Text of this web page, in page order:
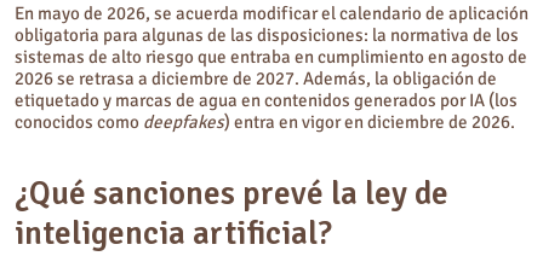
En mayo de 2026, se acuerda modificar el calendario de aplicación
obligatoria para algunas de las disposiciones: la normativa de los
sistemas de alto riesgo que entraba en cumplimiento en agosto de
2026 se retrasa a diciembre de 2027. Además, la obligación de
etiquetado y marcas de agua en contenidos generados por IA (los
conocidos como deepfakes) entra en vigor en diciembre de 2026.
¿Qué sanciones prevé la ley de
inteligencia artificial?